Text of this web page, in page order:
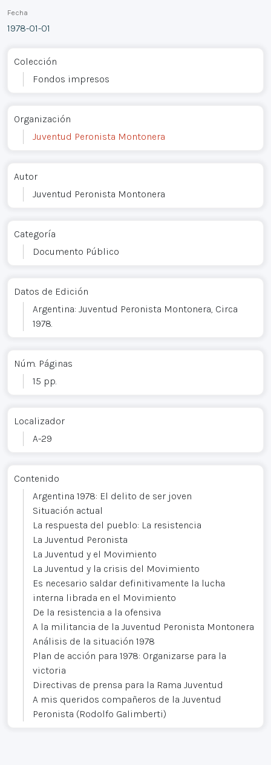
Fecha
1978-01-01
Colección
Fondos impresos
Organización
Juventud Peronista Montonera
Autor
Juventud Peronista Montonera
Categoría
Documento Público
Datos de Edición
Argentina: Juventud Peronista Montonera, Circa
1978.
Núm. Páginas
15 pp.
Localizador
A-29
Contenido
Argentina 1978: El delito de ser joven
Situación actual
La respuesta del pueblo: La resistencia
La Juventud Peronista
La Juventud y el Movimiento
La Juventud y la crisis del Movimiento
Es necesario saldar definitivamente la lucha
interna librada en el Movimiento
De la resistencia a la ofensiva
A la militancia de la Juventud Peronista Montonera
Análisis de la situación 1978
Plan de acción para 1978: Organizarse para la
victoria
Directivas de prensa para la Rama Juventud
A mis queridos compañeros de la Juventud
Peronista (Rodolfo Galimberti)